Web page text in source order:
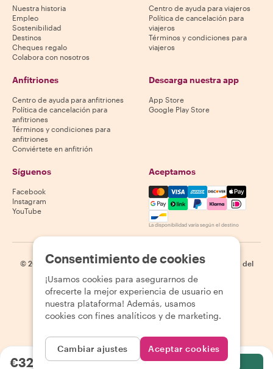
€32.91por persona
Nuestra historia
Empleo
Sostenibilidad
Destinos
Cheques regalo
Colabora con nosotros
Centro de ayuda para viajeros
Política de cancelación para
viajeros
Términos y condiciones para
viajeros
Anfitriones
Centro de ayuda para anfitriones
Política de cancelación para
anfitriones
Términos y condiciones para
anfitriones
Conviértete en anfitrión
Descarga nuestra app
App Store
Google Play Store
Síguenos
Facebook
Instagram
YouTube
Aceptamos
Mastercard, Visa, Amex,
La disponibilidad varía según el destino
© 2026 Withlocals.com | Política de privacidad | Cookies
Mapa del
Consentimiento de cookies
¡Usamos cookies para asegurarnos de
ofrecerte la mejor experiencia de usuario en
nuestra plataforma! Además, usamos
cookies con fines analíticos y de marketing.
Cambiar ajustes Aceptar cookies